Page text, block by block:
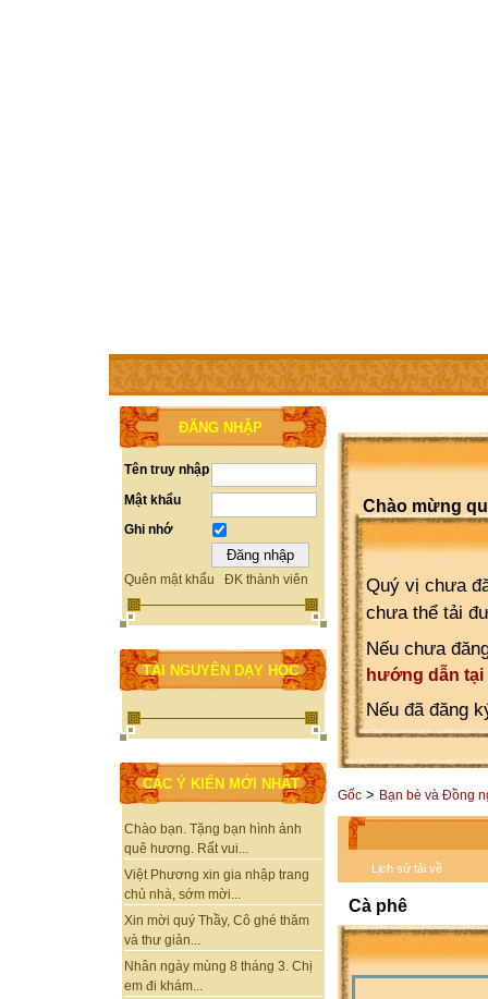
TRANG CHỦ THÀNH VIÊN TRỢ GIÚP WEBSITE
ĐĂNG NHẬP
Tên truy nhập
Mật khẩu
Ghi nhớ
Quên mật khẩu ĐK thành viên
TÀI NGUYÊN DẠY HỌC
CÁC Ý KIẾN MỚI NHẤT
Chào bạn. Tặng bạn hình ảnh
quê hương. Rất vui...
Việt Phương xin gia nhập trang
chủ nhà, sớm mời...
Xin mời quý Thầy, Cô ghé thăm
và thư giản...
Nhân ngày mùng 8 tháng 3. Chị
em đi khám...
Chào mừng
Quý vị chưa
chưa thể tải
Nếu chưa
hướng dẫn tại
Nếu đã đăng
Gốc > Bạn bè và Đồng
Lịch sử tải về
Cà phê